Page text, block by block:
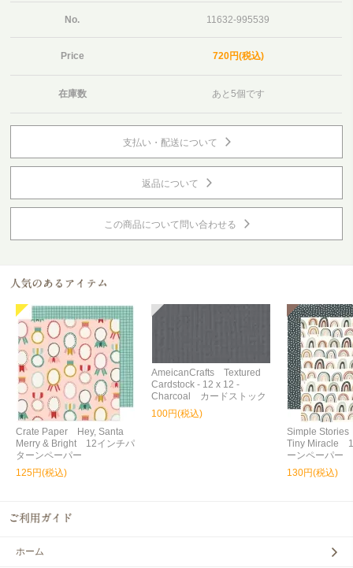
No. 11632-995539
Price 720円(税込)
在庫数 あと5個です
支払い・配送について
返品について
この商品について問い合わせる
Crate Paper Hey, Santa
Merry & Bright 12インチパ
ターンペーパー
125円(税込)
AmeicanCrafts Textured
Cardstock - 12 x 12 -
Charcoal カードストック
100円(税込)
Simple
Tiny Miracle
ーンペーパー
130円(税込)
ホーム